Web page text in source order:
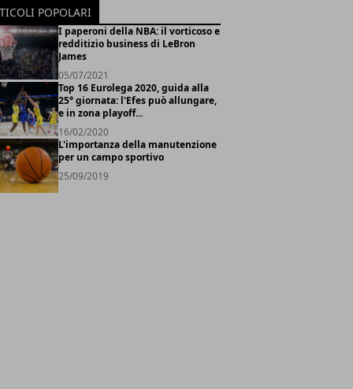
POPOLARI
I paperoni della NBA: il vorticoso e
redditizio business di LeBron
James
05/07/2021
Top 16 Eurolega 2020, guida alla
25° giornata: l'Efes può allungare,
e in zona playoff...
16/02/2020
L'importanza della manutenzione
per un campo sportivo
25/09/2019